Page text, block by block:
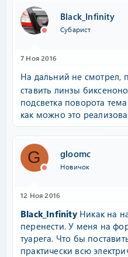
Black_Infinity
Субарист
7 Ноя 2016
На дальний не смотрел,
ставить линзы
подсветка поворота
как можно это
G gloomc
Новичок
12 Ноя 2016
Black_InfinitуНикак на
перенести. У меня на
туарега. Что бы
практически всю